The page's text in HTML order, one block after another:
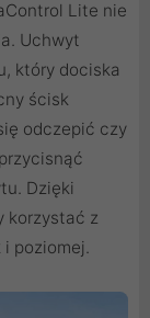
Lite nie
Uchwyt
który dociska
ścisk
odczepić czy
Dzięki
korzystać z
poziomej.